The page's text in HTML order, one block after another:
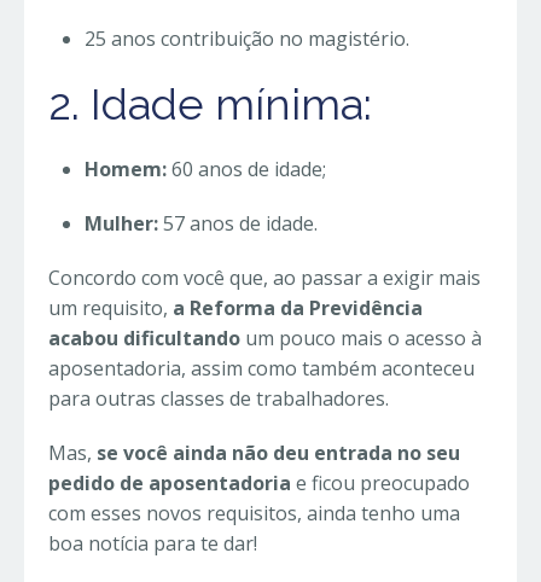
25 anos contribuição no magistério.
2. Idade mínima:
Homem:60 anos de idade;
Mulher:57 anos de idade.
Concordo com você que, ao passar a exigir mais
um requisito, a Reforma da Previdência
acabou dificultando um pouco mais o acesso à
aposentadoria, assim como também aconteceu
para outras classes de trabalhadores.
Mas, se você ainda não deu entrada no seu
pedido de aposentadoria e ficou preocupado
com esses novos requisitos, ainda tenho uma
boa notícia para te dar!